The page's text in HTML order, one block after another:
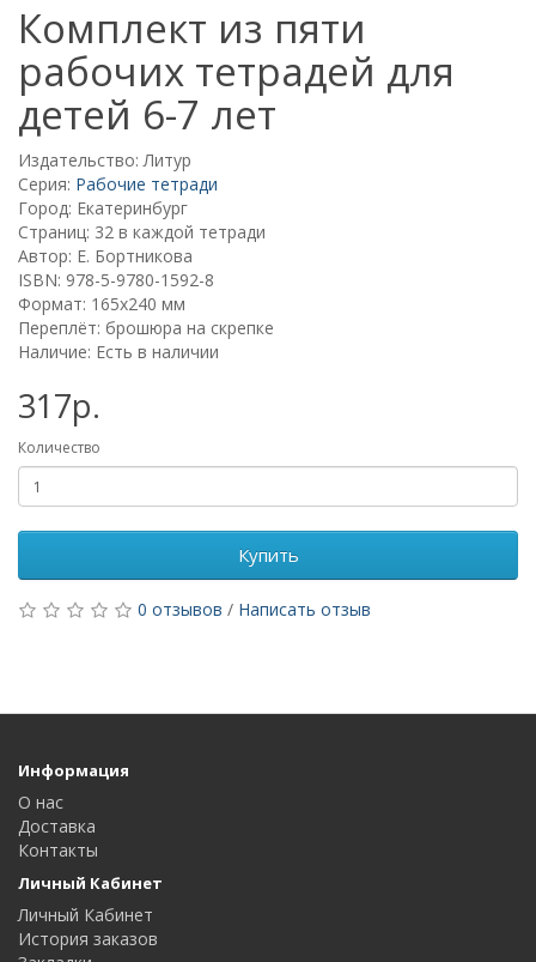
Комплект из пяти
рабочих тетрадей для
детей 6-7 лет
Издательство: Литур
Серия: Рабочие тетради
Город: Екатеринбург
Страниц: 32 в каждой тетради
Автор: Е. Бортникова
ISBN: 978-5-9780-1592-8
Формат: 165х240 мм
Переплёт: брошюра на скрепке
Наличие: Есть в наличии
317р.
Количество
Купить
0 отзывов / Написать отзыв
Информация
О нас
Доставка
Контакты
Личный Кабинет
Личный Кабинет
История заказов